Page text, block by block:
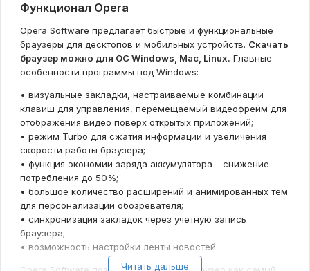
Функционал Opera
Opera Software предлагает быстрые и функциональные
браузеры для десктопов и мобильных устройств. Скачать
браузер можно для ОС Windows, Mac, Linux. Главные
особенности программы под Windows:
• визуальные закладки, настраиваемые комбинации
клавиш для управления, перемещаемый видеофрейм для
отображения видео поверх открытых приложений;
• режим Turbo для сжатия информации и увеличения
скорости работы браузера;
• функция экономии заряда аккумулятора – снижение
потребления до 50%;
• большое количество расширений и анимированных тем
для персонализации обозревателя;
• синхронизация закладок через учетную запись
браузера;
• возможность настройки ленты новостей.
Читать дальше